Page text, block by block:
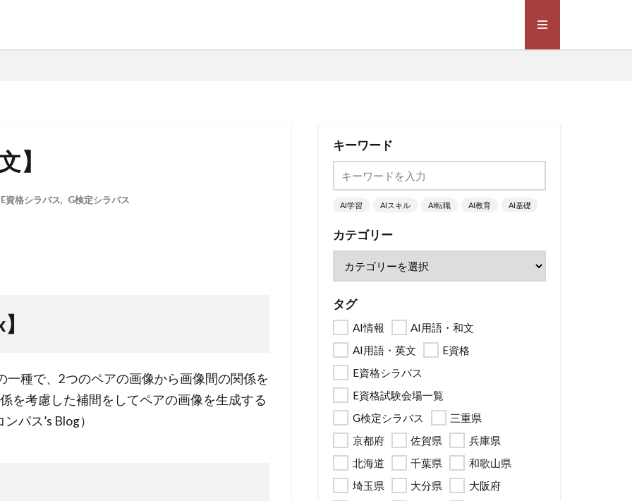
】
E資格シラバス G検定シラバス
種で、2つのペアの画像から画像間の関係を
を考慮した補間をしてペアの画像を生成する
パス’s Blog）
キーワード
AI学習 AIスキル AI転職 AI教育 AI基礎
カテゴリー
タグ
AI情報
AI用語・和文
AI用語・英文
E資格
E資格シラバス
E資格試験会場一覧
G検定シラバス
三重県
京都府
佐賀県
兵庫県
北海道
千葉県
和歌山県
埼玉県
大分県
大阪府